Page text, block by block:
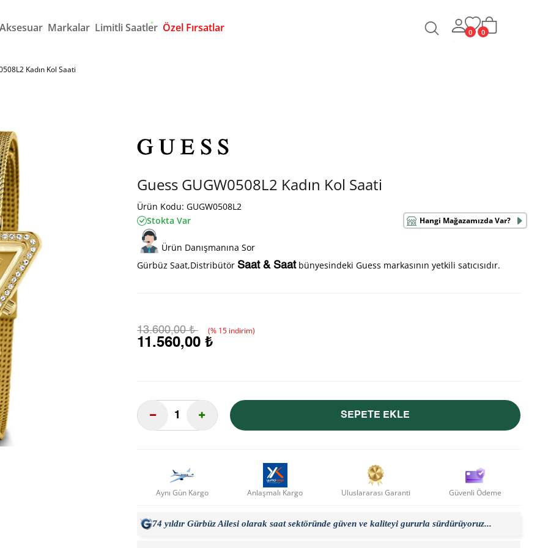
Markalar Limitli Saatler Özel Fırsatlar 0 0
Kadın Kol Saati
Guess GUGW0508L2 Kadın Kol Saati
Ürün Kodu: GUGW0508L2
Stokta Var
Hangi Mağazamızda Var?
Ürün Danışmanına Sor
Gürbüz Saat,Distribütör Saat & Saatbünyesindeki Guess markasının yetkili satıcısıdır.
13.600,00 ₺ (% 15 indirim)
11.560,00 ₺
SEPETE EKLE
Aynı Gün Kargo Anlaşmalı Kargo Uluslararası Garanti Güvenli Ödeme
74 yıldır Gürbüz Ailesi olarak saat sektöründe güven ve kaliteyi gururla sürdürüyoruz...